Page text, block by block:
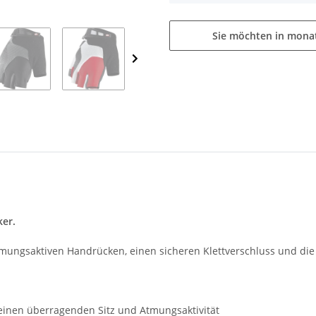
Sie möchten in
Handrücken, einen sicheren Klettverschluss und die
überragenden Sitz und Atmungsaktivität